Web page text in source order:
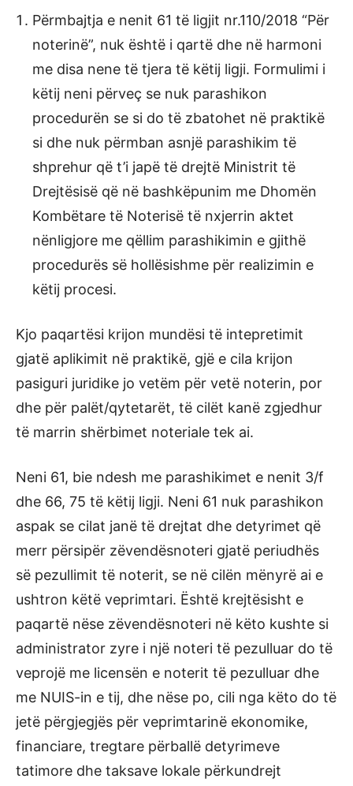
Përmbajtja e nenit 61 të ligjit nr.110/2018 “Për
noterinë”, nuk është i qartë dhe në harmoni
me disa nene të tjera të këtij ligji. Formulimi i
këtij neni përveç se nuk parashikon
procedurën se si do të zbatohet në praktikë
si dhe nuk përmban asnjë parashikim të
shprehur që t’i japë të drejtë Ministrit të
Drejtësisë që në bashkëpunim me Dhomën
Kombëtare të Noterisë të nxjerrin aktet
nënligjore me qëllim parashikimin e gjithë
procedurës së hollësishme për realizimin e
këtij procesi.
Kjo paqartësi krijon mundësi të intepretimit
gjatë aplikimit në praktikë, gjë e cila krijon
pasiguri juridike jo vetëm për vetë noterin, por
dhe për palët/qytetarët, të cilët kanë zgjedhur
të marrin shërbimet noteriale tek ai.
Neni 61, bie ndesh me parashikimet e nenit 3/f
dhe 66, 75 të këtij ligji. Neni 61 nuk parashikon
aspak se cilat janë të drejtat dhe detyrimet që
merr përsipër zëvendësnoteri gjatë periudhës
së pezullimit të noterit, se në cilën mënyrë ai e
ushtron këtë veprimtari. Është krejtësisht e
paqartë nëse zëvendësnoteri në këto kushte si
administrator zyre i një noteri të pezulluar do të
veprojë me licensën e noterit të pezulluar dhe
me NUIS-in e tij, dhe nëse po, cili nga këto do të
jetë përgjegjës për veprimtarinë ekonomike,
financiare, tregtare përballë detyrimeve
tatimore dhe taksave lokale përkundrejt